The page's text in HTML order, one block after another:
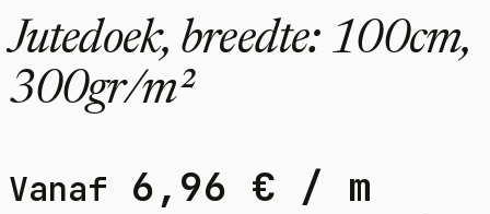
Jutedoek, breedte: 100cm,
300gr/m²
Vanaf 6,96 € / m